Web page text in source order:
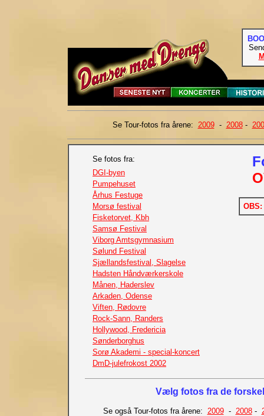
Se Tour-fotos fra årene: 2009- 2008-
Se fotos fra:
DGI-byen
Pumpehuset
Århus Festuge
Morsø festival
Fisketorvet, Kbh
Samsø Festival
Viborg Amtsgymnasium
Sølund Festival
Sjællandsfestival, Slagelse
Hadsten Håndværkerskole
Månen, Haderslev
Arkaden, Odense
Viften, Rødovre
Rock-Sann, Randers
Hollywood, Fredericia
Sønderborghus
Sorø Akademi - special-koncert
DmD-julefrokost 2002
OBS:
Vælg fotos fra de
Se også Tour-fotos fra årene: 2009- 2008-